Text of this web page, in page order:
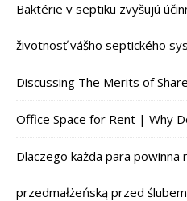
Baktérie v septiku zvyšujú
životnosť vášho septického
Discussing The Merits of
Office Space for Rent | Why
Dlaczego każda para powinna
przedmałżeńską przed ślubem